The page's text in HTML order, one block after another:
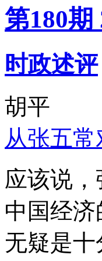
第180期
时政述评
胡平
从张五
应该说
中国经
无疑是